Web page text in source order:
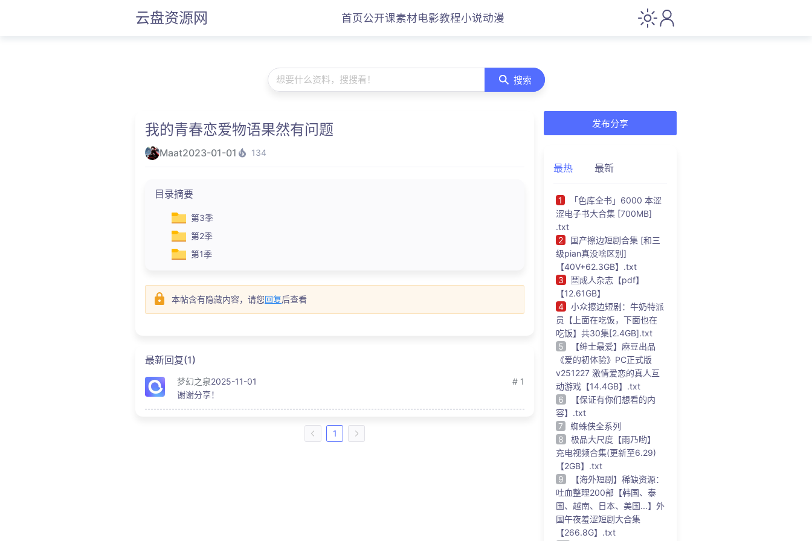
云盘资源网 首页公开课素材电影教程小说动漫
想要什么资料，搜搜看！ 搜索
我的青春恋爱物语果然有问题
Maat2023-01-01 134
目录摘要
第3季
第2季
第1季
本帖含有隐藏内容，请您回复后查看
最新回复(1)
梦幻之泉2025-11-01
# 1
谢谢分享！
1
发布分享
最热 最新
1
「色库全书」6000 本涩
涩电子书大合集 [700MB]
.txt
2
国产擦边短剧合集 [和三
级pian真没啥区别]
【40V+62.3GB】.txt
3
🈲成人杂志【pdf】
【12.61GB】
4
小众擦边短剧：牛奶特派
员【上面在吃饭，下面也在
吃饭】共30集[2.4GB].txt
5
【绅士最爱】麻豆出品
《爱的初体验》PC正式版
v251227 激情爱恋的真人互
动游戏【14.4GB】.txt
6
【保证有你们想看的内
容】.txt
7
蜘蛛侠全系列
8
极品大尺度【雨乃哟】
充电视频合集(更新至6.29)
【2GB】.txt
9
【海外短剧】稀缺资源：
吐血整理200部【韩国、泰
国、越南、日本、美国...】外
国午夜羞涩短剧大合集
【266.8G】.txt